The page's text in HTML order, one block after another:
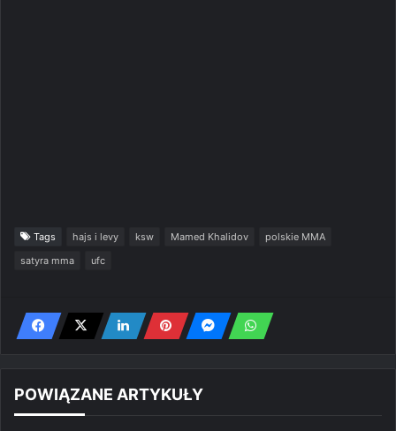
Tags hajs i levy ksw Mamed Khalidov
polskie MMA
satyra mma
ufc
POWIĄZANE ARTYKUŁY